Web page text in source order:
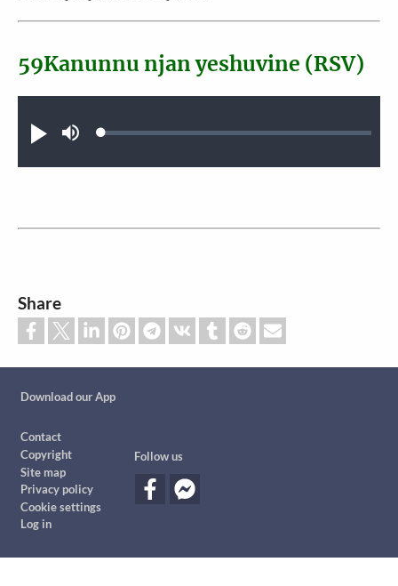
Play MuteLoaded:
59Kanunnu njan yeshuvine (RSV)
Share
Download our App
Footer
Contact
Copyright
Site map
Privacy policy
Cookie settings
Log in
Follow us